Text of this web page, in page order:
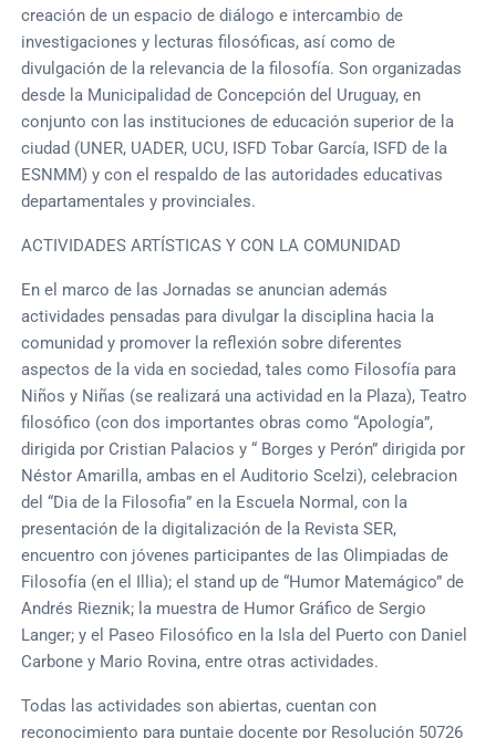
creación de un espacio de diálogo e intercambio de
investigaciones y lecturas filosóficas, así como de
divulgación de la relevancia de la filosofía. Son organizadas
desde la Municipalidad de Concepción del Uruguay, en
conjunto con las instituciones de educación superior de la
ciudad (UNER, UADER, UCU, ISFD Tobar García, ISFD de la
ESNMM) y con el respaldo de las autoridades educativas
departamentales y provinciales.
ACTIVIDADES ARTÍSTICAS Y CON LA COMUNIDAD
En el marco de las Jornadas se anuncian además
actividades pensadas para divulgar la disciplina hacia la
comunidad y promover la reflexión sobre diferentes
aspectos de la vida en sociedad, tales como Filosofía para
Niños y Niñas (se realizará una actividad en la Plaza), Teatro
filosófico (con dos importantes obras como “Apología”,
dirigida por Cristian Palacios y “ Borges y Perón” dirigida por
Néstor Amarilla, ambas en el Auditorio Scelzi), celebracion
del “Dia de la Filosofia” en la Escuela Normal, con la
presentación de la digitalización de la Revista SER,
encuentro con jóvenes participantes de las Olimpiadas de
Filosofía (en el Illia); el stand up de “Humor Matemágico” de
Andrés Rieznik; la muestra de Humor Gráfico de Sergio
Langer; y el Paseo Filosófico en la Isla del Puerto con Daniel
Carbone y Mario Rovina, entre otras actividades.
Todas las actividades son abiertas, cuentan con
reconocimiento para puntaje docente por Resolución 50726